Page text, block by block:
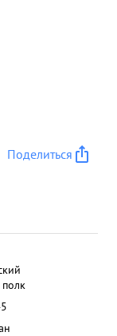
Поделиться